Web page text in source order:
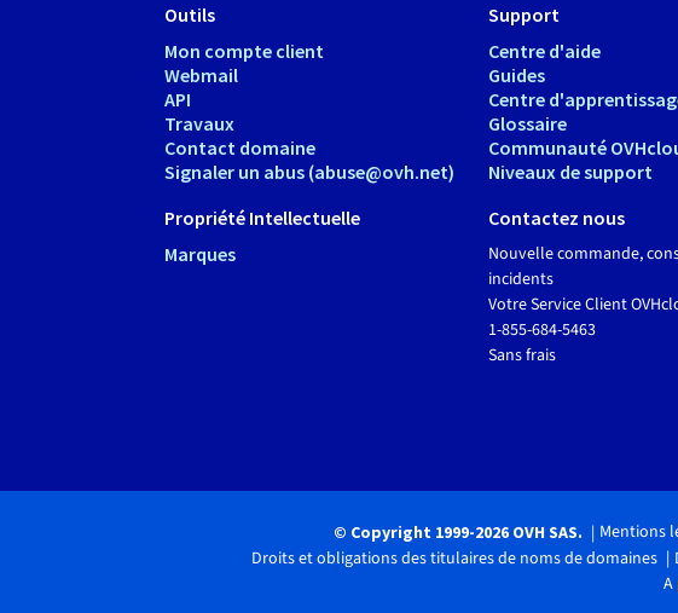
Outils
Mon compte client
Webmail
API
Travaux
Contact domaine
Signaler un abus (abuse@ovh.net)
Propriété Intellectuelle
Marques
Support
Centre d'aide
Guides
Centre
Glossaire
Communauté
Niveaux de support
Contactez nous
Nouvelle commande,
incidents
Votre Service Client
1-855-684-5463
Sans frais
© Copyright 1999-2026 OVH SAS. Mentions
Droits et obligations des titulaires de noms de domaines
A